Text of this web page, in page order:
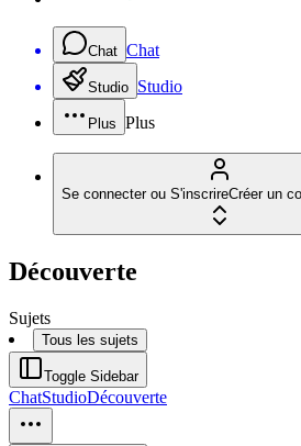
Chat Chat
Studio Studio
Plus Plus
Se connecter ou S'inscrireCréer un
Découverte
Sujets
Tous les sujets
Toggle Sidebar
ChatStudioDécouverte